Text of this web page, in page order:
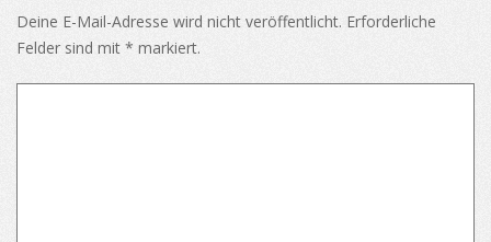
Deine E-Mail-Adresse wird nicht veröffentlicht. Erforderliche
Felder sind mit * markiert.